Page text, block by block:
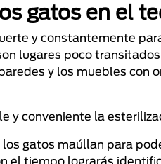
gatos en el
y constantemente
lugares poco
y los muebles con
y conveniente la
gatos maúllan para
el tiempo lograrás